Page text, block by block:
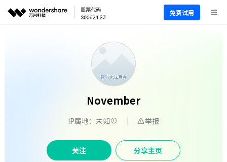
免费试用
November
IP属地：未知 举报
关注 分享主页